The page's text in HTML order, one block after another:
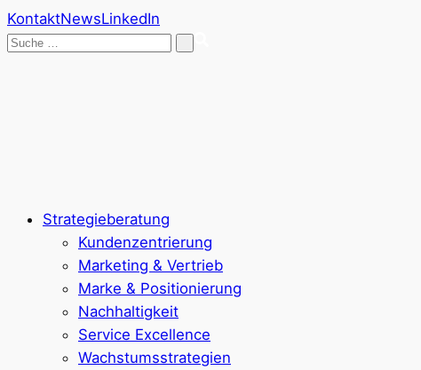
KontaktNewsLinkedIn
Suche
Strategieberatung
Kundenzentrierung
Marketing & Vertrieb
Marke & Positionierung
Nachhaltigkeit
Service Excellence
Wachstumsstrategien